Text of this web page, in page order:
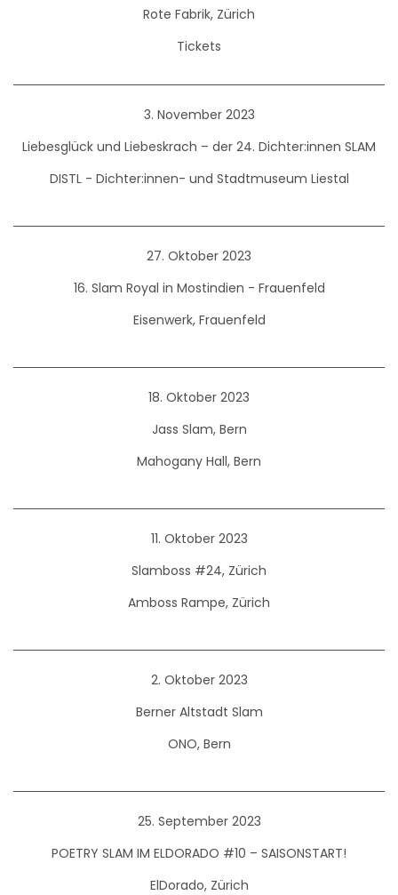
Rote Fabrik, Zürich
Tickets
3. November 2023
Liebesglück und Liebeskrach – der 24. Dichter:innen SLAM
DISTL - Dichter:innen- und Stadtmuseum Liestal
27. Oktober 2023
16. Slam Royal in Mostindien - Frauenfeld
Eisenwerk, Frauenfeld
18. Oktober 2023
Jass Slam, Bern
Mahogany Hall, Bern
11. Oktober 2023
Slamboss #24, Zürich
Amboss Rampe, Zürich
2. Oktober 2023
Berner Altstadt Slam
ONO, Bern
25. September 2023
POETRY SLAM IM ELDORADO #10 – SAISONSTART!
ElDorado, Zürich